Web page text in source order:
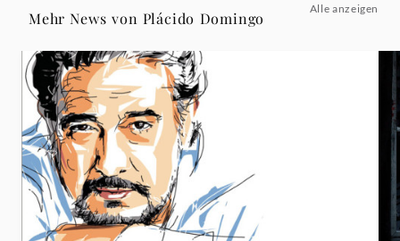
Mehr News von Plácido Domingo
Alle anzeigen